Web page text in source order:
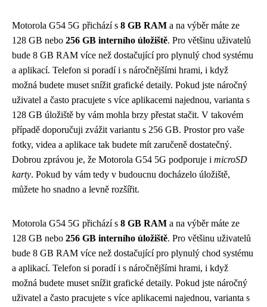
Motorola G54 5G přichází s 8 GB RAM a na výběr máte ze
128 GB nebo 256 GB interního úložiště. Pro většinu uživatelů
bude 8 GB RAM více než dostačující pro plynulý chod systému
a aplikací. Telefon si poradí i s náročnějšími hrami, i když
možná budete muset snížit grafické detaily. Pokud jste náročný
uživatel a často pracujete s více aplikacemi najednou, varianta s
128 GB úložiště by vám mohla brzy přestat stačit. V takovém
případě doporučuji zvážit variantu s 256 GB. Prostor pro vaše
fotky, videa a aplikace tak budete mít zaručeně dostatečný.
Dobrou zprávou je, že Motorola G54 5G podporuje i microSD
karty. Pokud by vám tedy v budoucnu docházelo úložiště,
můžete ho snadno a levně rozšířit.
Motorola G54 5G přichází s 8 GB RAM a na výběr máte ze
128 GB nebo 256 GB interního úložiště. Pro většinu uživatelů
bude 8 GB RAM více než dostačující pro plynulý chod systému
a aplikací. Telefon si poradí i s náročnějšími hrami, i když
možná budete muset snížit grafické detaily. Pokud jste náročný
uživatel a často pracujete s více aplikacemi najednou, varianta s